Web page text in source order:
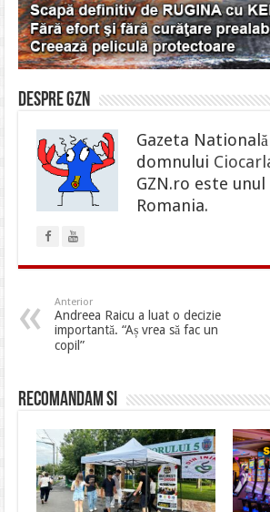
Despre gzn
Gazeta
domnului
GZN.ro este
Romania.
Anterior
Andreea Raicu a luat o decizie
importantă. “Aș vrea să fac un
copil”
Recomandam si